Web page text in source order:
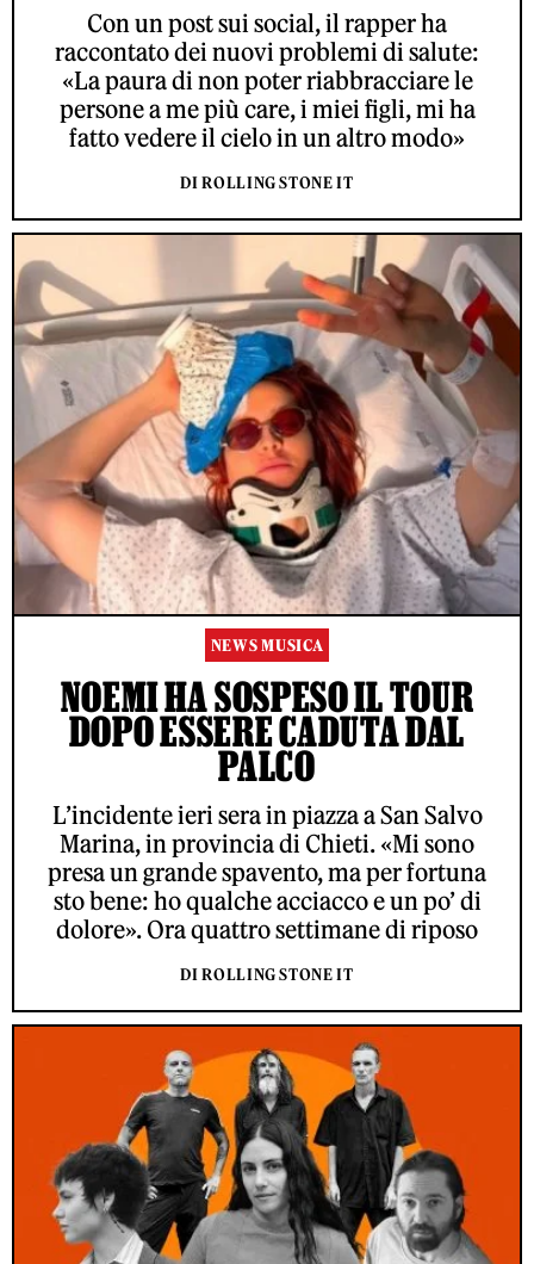
Con un post sui social, il rapper ha
raccontato dei nuovi problemi di salute:
«La paura di non poter riabbracciare le
persone a me più care, i miei figli, mi ha
fatto vedere il cielo in un altro modo»
DI ROLLING STONE IT
NEWS MUSICA
NOEMI HA SOSPESO IL TOUR
DOPO ESSERE CADUTA DAL
PALCO
L’incidente ieri sera in piazza a San Salvo
Marina, in provincia di Chieti. «Mi sono
presa un grande spavento, ma per fortuna
sto bene: ho qualche acciacco e un po’ di
dolore». Ora quattro settimane di riposo
DI ROLLING STONE IT